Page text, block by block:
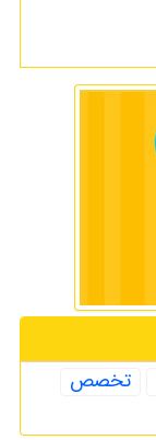
تخصص